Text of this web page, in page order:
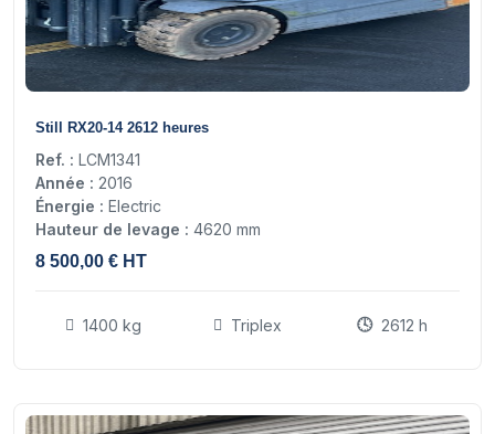
Still RX20-14 2612 heures
Ref. : LCM1341
Année : 2016
Énergie : Electric
Hauteur de levage : 4620 mm
8 500,00 € HT
1400 kg Triplex 2612 h